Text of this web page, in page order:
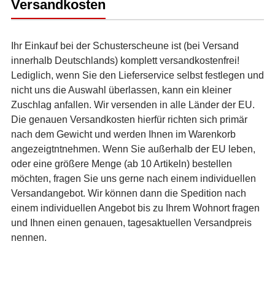
Versandkosten
Ihr Einkauf bei der Schusterscheune ist (bei Versand
innerhalb Deutschlands) komplett versandkostenfrei!
Lediglich, wenn Sie den Lieferservice selbst festlegen und
nicht uns die Auswahl überlassen, kann ein kleiner
Zuschlag anfallen. Wir versenden in alle Länder der EU.
Die genauen Versandkosten hierfür richten sich primär
nach dem Gewicht und werden Ihnen im Warenkorb
angezeigtntnehmen. Wenn Sie außerhalb der EU leben,
oder eine größere Menge (ab 10 Artikeln) bestellen
möchten, fragen Sie uns gerne nach einem individuellen
Versandangebot. Wir können dann die Spedition nach
einem individuellen Angebot bis zu Ihrem Wohnort fragen
und Ihnen einen genauen, tagesaktuellen Versandpreis
nennen.